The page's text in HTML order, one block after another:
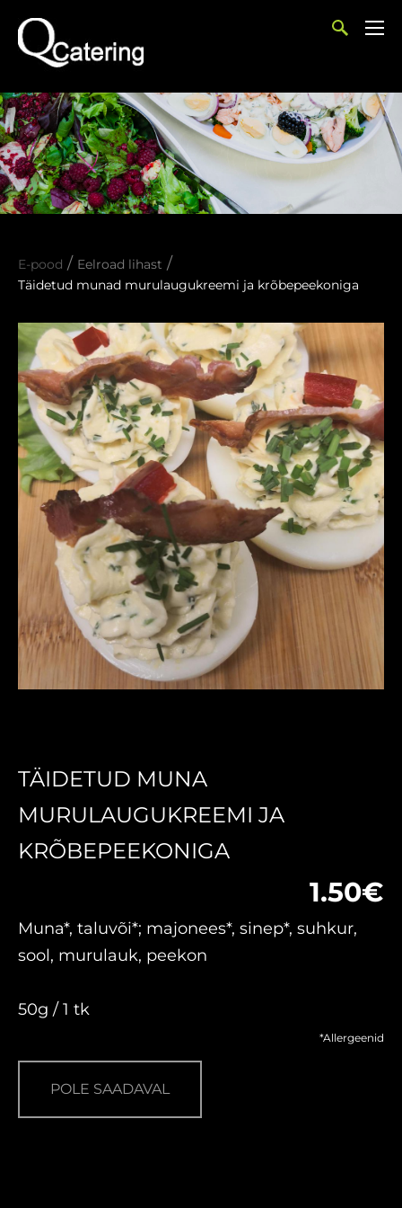
E-pood / Eelroad lihast /
Täidetud munad murulaugukreemi ja krõbepeekoniga
TÄIDETUD MUNA
MURULAUGUKREEMI JA
KRÕBEPEEKONIGA
1.50€
Muna*, taluvõi*; majonees*, sinep*, suhkur,
sool, murulauk, peekon
50g / 1 tk
*Allergeenid
POLE SAADAVAL